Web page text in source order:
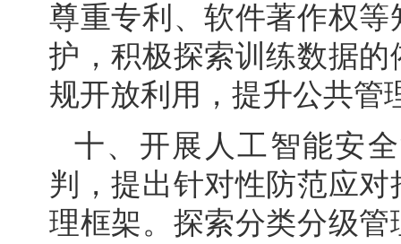
尊重专利、软件著作权
护，积极探索训练数据
规开放利用，提升公共管
十、开展人工智能安
判，提出针对性防范应
理框架。探索分类分级